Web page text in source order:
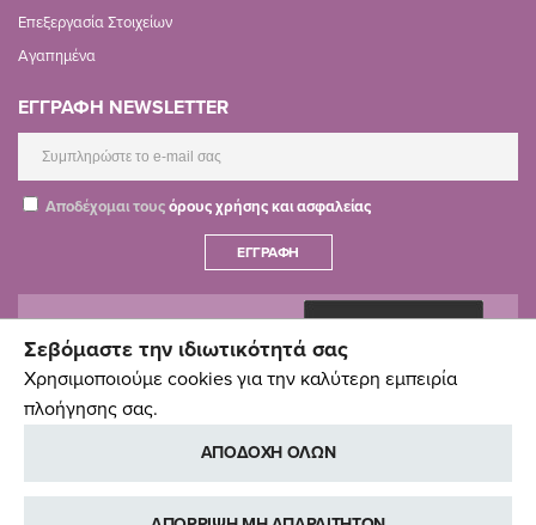
Επεξεργασία Στοιχείων
Αγαπημένα
ΕΓΓΡΑΦΗ NEWSLETTER
Αποδέχομαι τουςόρους χρήσης και ασφαλείας
ΕΓΓΡΑΦΉ
Σεβόμαστε την ιδιωτικότητά σας
Χρησιμοποιούμε cookies για την καλύτερη εμπειρία
πλοήγησης σας.
ΑΠΟΔΟΧΗ ΟΛΩΝ